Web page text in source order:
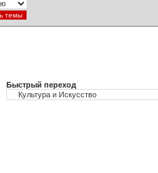
Быстрый переход